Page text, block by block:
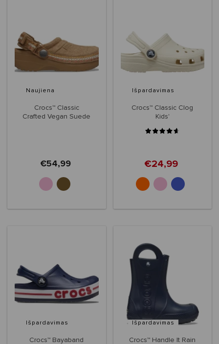
Naujiena
Crocs™ Classic
Crafted Vegan Suede
€54,99
Išpardavimas
Crocs™ Classic Clog
Kids'
€24,99
Išpardavimas
Crocs™ Bayaband
Išpardavimas
Crocs™ Handle It Rain